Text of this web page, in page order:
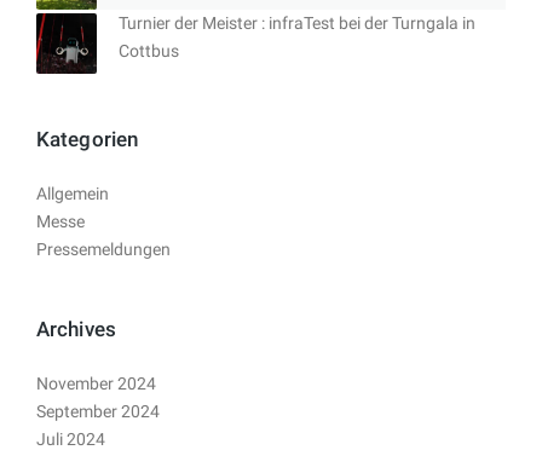
Turnier der Meister : infraTest bei der Turngala in
Cottbus
Kategorien
Allgemein
Messe
Pressemeldungen
Archives
November 2024
September 2024
Juli 2024